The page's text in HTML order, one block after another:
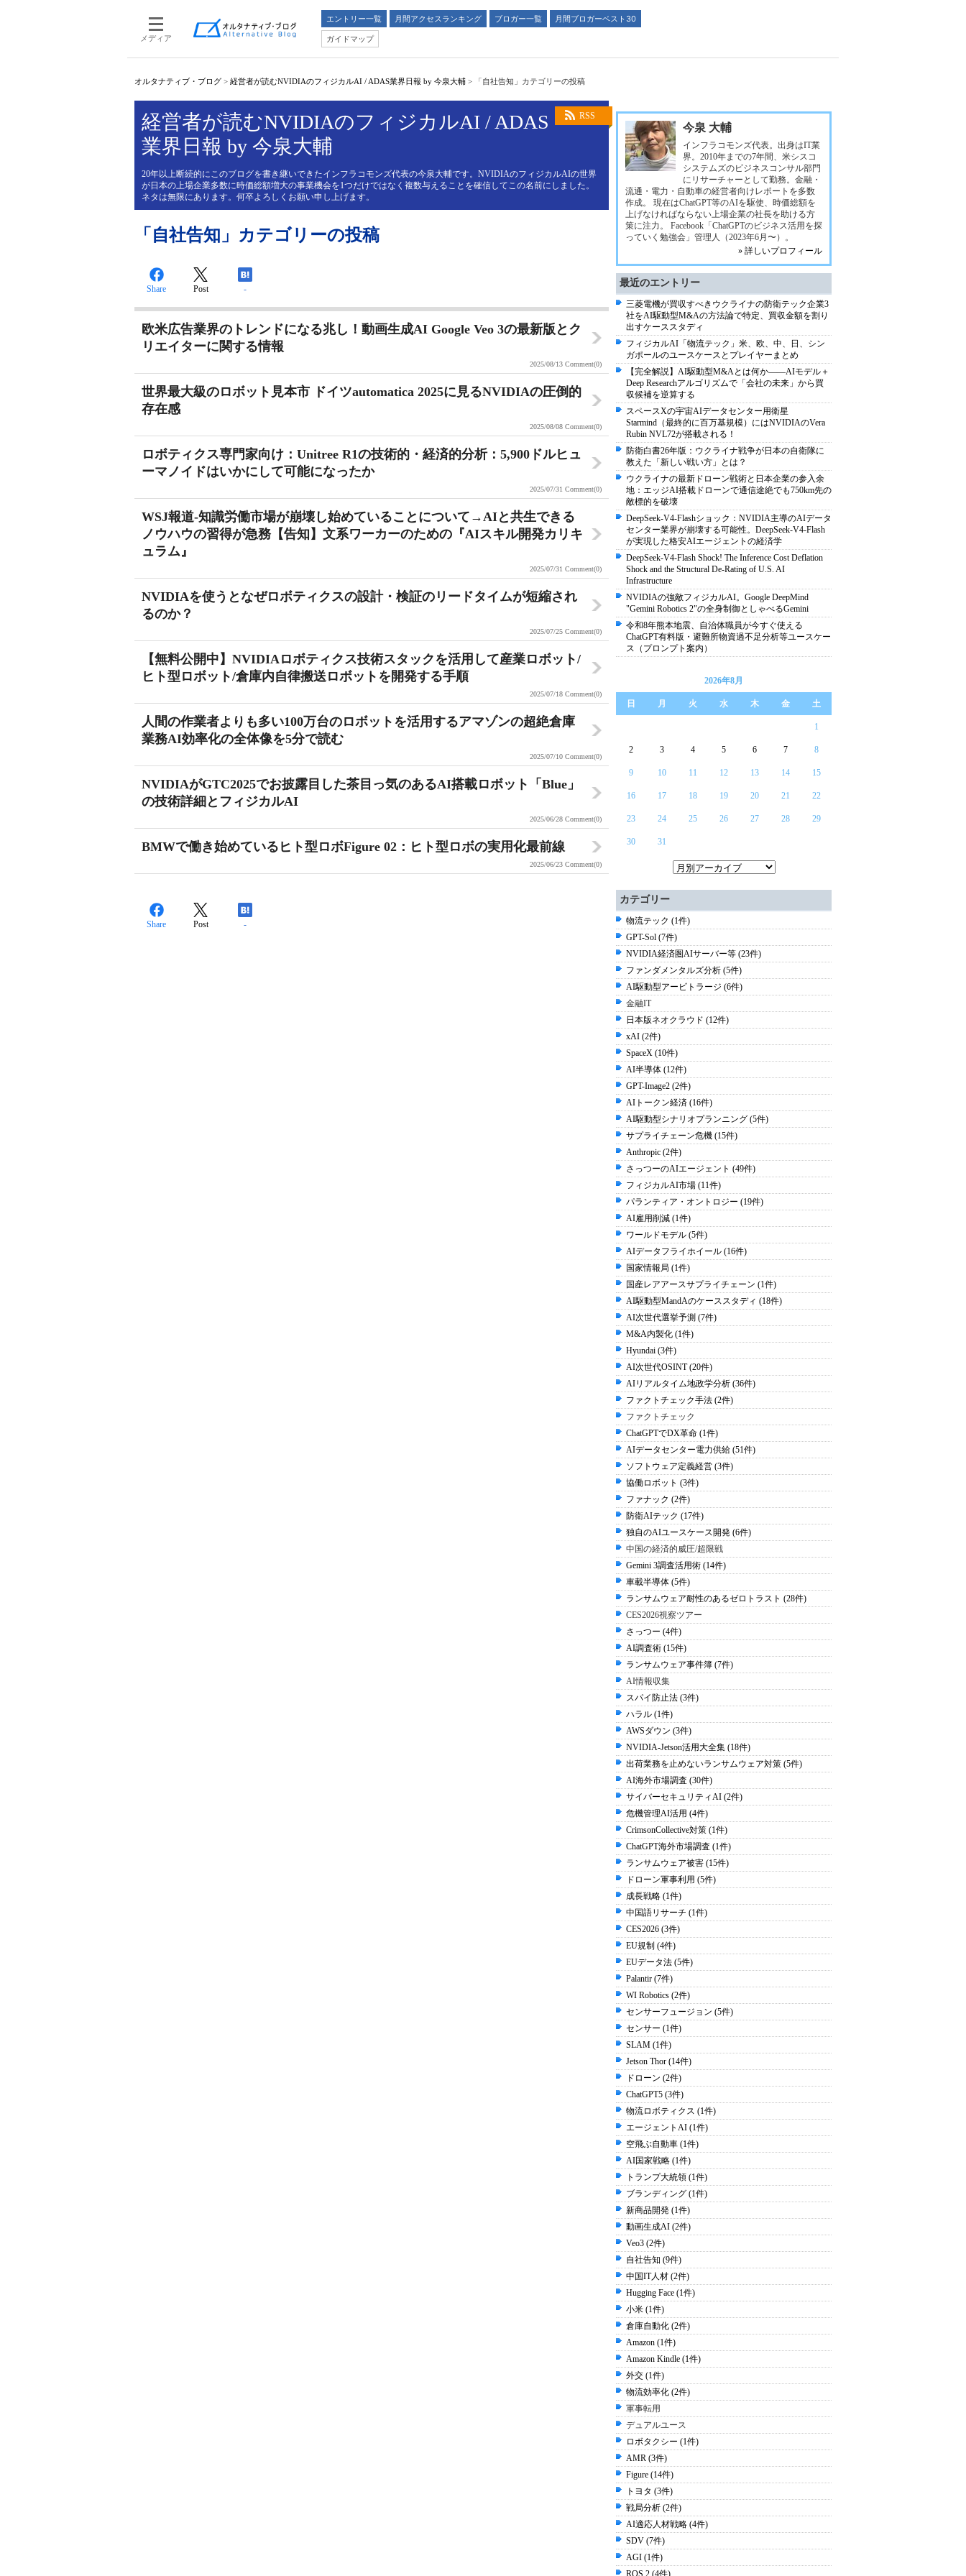
メディア
エントリー一覧 月間アクセスランキング ブロガー一覧
月間ブロガーベスト30
ガイドマップ
オルタナティブ・ブログ > 経営者が読むNVIDIAのフィジカルAI / ADAS業界日報 by 今泉大輔 > 「自社告知」カテゴリーの投稿
RSS
経営者が読むNVIDIAのフィジカルAI / ADAS
業界日報 by 今泉大輔
20年以上断続的にこのブログを書き継いできたインフラコモンズ代表の今泉大輔です。NVIDIAのフィジカルAIの世界
が日本の上場企業多数に時価総額増大の事業機会を1つだけではなく複数与えることを確信してこの名前にしました。
ネタは無限にあります。何卒よろしくお願い申し上げます。
「自社告知」カテゴリーの投稿
Share Post -
欧米広告業界のトレンドになる兆し！動画生成AI Google Veo 3の最新版とク
リエイターに関する情報
2025/08/13 Comment(0)
世界最大級のロボット見本市 ドイツautomatica 2025に見るNVIDIAの圧倒的
存在感
2025/08/08 Comment(0)
ロボティクス専門家向け：Unitree R1の技術的・経済的分析：5,900ドルヒュ
ーマノイドはいかにして可能になったか
2025/07/31 Comment(0)
WSJ報道-知識労働市場が崩壊し始めていることについて→AIと共生できる
ノウハウの習得が急務【告知】文系ワーカーのための『AIスキル開発カリキ
ュラム』
2025/07/31 Comment(0)
NVIDIAを使うとなぜロボティクスの設計・検証のリードタイムが短縮され
るのか？
2025/07/25 Comment(0)
【無料公開中】NVIDIAロボティクス技術スタックを活用して産業ロボット/
ヒト型ロボット/倉庫内自律搬送ロボットを開発する手順
2025/07/18 Comment(0)
人間の作業者よりも多い100万台のロボットを活用するアマゾンの超絶倉庫
業務AI効率化の全体像を5分で読む
2025/07/10 Comment(0)
NVIDIAがGTC2025でお披露目した茶目っ気のあるAI搭載ロボット「Blue」
の技術詳細とフィジカルAI
2025/06/28 Comment(0)
BMWで働き始めているヒト型ロボFigure 02：ヒト型ロボの実用化最前線
2025/06/23 Comment(0)
Share Post -
今泉 大輔
インフラコモンズ代表。出身はIT業
界。2010年までの7年間、米シスコ
システムズのビジネスコンサル部門
にリサーチャーとして勤務。金融・
流通・電力・自動車の経営者向けレポートを多数
作成。 現在はChatGPT等のAIを駆使、時価総額を
上げなければならない上場企業の社長を助ける方
策に注力。 Facebook「ChatGPTのビジネス活用を探
っていく勉強会」管理人（2023年6月〜）。
» 詳しいプロフィール
最近のエントリー
三菱電機が買収すべきウクライナの防衛テック企業3
社をAI駆動型M&Aの方法論で特定、買収金額を割り
出すケーススタディ
フィジカルAI「物流テック」米、欧、中、日、シン
ガポールのユースケースとプレイヤーまとめ
【完全解説】AI駆動型M&Aとは何か――AIモデル＋
Deep Researchアルゴリズムで「会社の未来」から買
収候補を逆算する
スペースXの宇宙AIデータセンター用衛星
Starmind（最終的に百万基規模）にはNVIDIAのVera
Rubin NVL72が搭載される！
防衛白書26年版：ウクライナ戦争が日本の自衛隊に
教えた「新しい戦い方」とは？
ウクライナの最新ドローン戦術と日本企業の参入余
地：エッジAI搭載ドローンで通信途絶でも750km先の
敵標的を破壊
DeepSeek-V4-Flashショック：NVIDIA主導のAIデータ
センター業界が崩壊する可能性。DeepSeek-V4-Flash
が実現した格安AIエージェントの経済学
DeepSeek-V4-Flash Shock! The Inference Cost Deflation
Shock and the Structural De-Rating of U.S. AI
Infrastructure
NVIDIAの強敵フィジカルAI。Google DeepMind
"Gemini Robotics 2"の全身制御としゃべるGemini
令和8年熊本地震、自治体職員が今すぐ使える
ChatGPT有料版・避難所物資過不足分析等ユースケー
ス（プロンプト案内）
2026年8月
日 月 火 水 木 金 土
1
2 3 4 5 6 7 8
9 10 11 12 13 14 15
16 17 18 19 20 21 22
23 24 25 26 27 28 29
30 31
カテゴリー
物流テック (1件)
GPT-Sol (7件)
NVIDIA経済圏AIサーバー等 (23件)
ファンダメンタルズ分析 (5件)
AI駆動型アービトラージ (6件)
金融IT
日本版ネオクラウド (12件)
xAI (2件)
SpaceX (10件)
AI半導体 (12件)
GPT-Image2 (2件)
AIトークン経済 (16件)
AI駆動型シナリオプランニング (5件)
サプライチェーン危機 (15件)
Anthropic (2件)
さっつーのAIエージェント (49件)
フィジカルAI市場 (11件)
パランティア・オントロジー (19件)
AI雇用削減 (1件)
ワールドモデル (5件)
AIデータフライホイール (16件)
国家情報局 (1件)
国産レアアースサプライチェーン (1件)
AI駆動型MandAのケーススタディ (18件)
AI次世代選挙予測 (7件)
M&A内製化 (1件)
Hyundai (3件)
AI次世代OSINT (20件)
AIリアルタイム地政学分析 (36件)
ファクトチェック手法 (2件)
ファクトチェック
ChatGPTでDX革命 (1件)
AIデータセンター電力供給 (51件)
ソフトウェア定義経営 (3件)
協働ロボット (3件)
ファナック (2件)
防衛AIテック (17件)
独自のAIユースケース開発 (6件)
中国の経済的威圧/超限戦
Gemini 3調査活用術 (14件)
車載半導体 (5件)
ランサムウェア耐性のあるゼロトラスト (28件)
CES2026視察ツアー
さっつー (4件)
AI調査術 (15件)
ランサムウェア事件簿 (7件)
AI情報収集
スパイ防止法 (3件)
ハラル (1件)
AWSダウン (3件)
NVIDIA-Jetson活用大全集 (18件)
出荷業務を止めないランサムウェア対策 (5件)
AI海外市場調査 (30件)
サイバーセキュリティAI (2件)
危機管理AI活用 (4件)
CrimsonCollective対策 (1件)
ChatGPT海外市場調査 (1件)
ランサムウェア被害 (15件)
ドローン軍事利用 (5件)
成長戦略 (1件)
中国語リサーチ (1件)
CES2026 (3件)
EU規制 (4件)
EUデータ法 (5件)
Palantir (7件)
WI Robotics (2件)
センサーフュージョン (5件)
センサー (1件)
SLAM (1件)
Jetson Thor (14件)
ドローン (2件)
ChatGPT5 (3件)
物流ロボティクス (1件)
エージェントAI (1件)
空飛ぶ自動車 (1件)
AI国家戦略 (1件)
トランプ大統領 (1件)
ブランディング (1件)
新商品開発 (1件)
動画生成AI (2件)
Veo3 (2件)
自社告知 (9件)
中国IT人材 (2件)
Hugging Face (1件)
小米 (1件)
倉庫自動化 (2件)
Amazon (1件)
Amazon Kindle (1件)
外交 (1件)
物流効率化 (2件)
軍事転用
デュアルユース
ロボタクシー (1件)
AMR (3件)
Figure (14件)
トヨタ (3件)
戦局分析 (2件)
AI適応人材戦略 (4件)
SDV (7件)
AGI (1件)
ROS 2 (4件)